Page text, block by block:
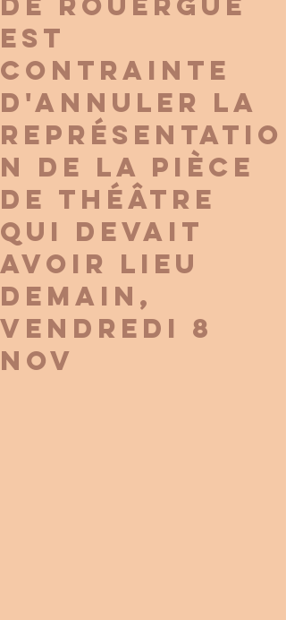
est
contrainte
d'ANNULER la
représentatio
n de la pièce
de théâtre
qui devait
avoir lieu
demain,
vendredi 8
nov